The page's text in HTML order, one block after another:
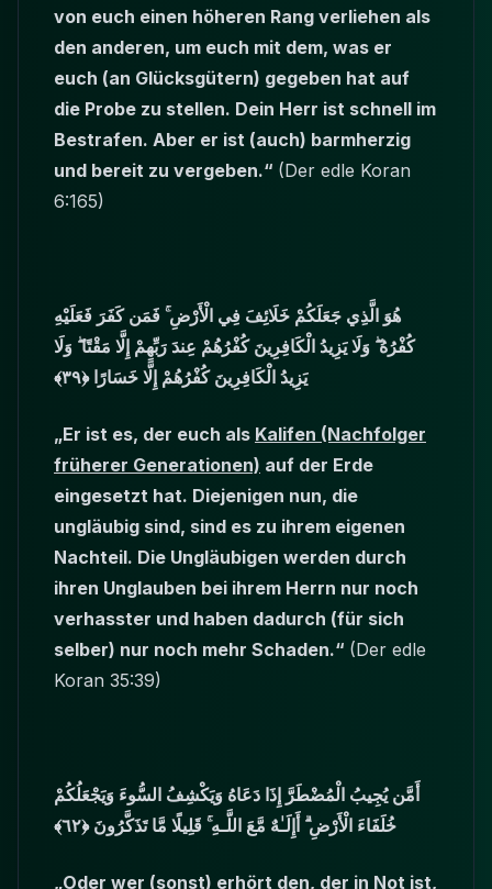
von euch einen höheren Rang verliehen als
den anderen, um euch mit dem, was er
euch (an Glücksgütern) gegeben hat auf
die Probe zu stellen. Dein Herr ist schnell im
Bestrafen. Aber er ist (auch) barmherzig
und bereit zu vergeben.“ (Der edle Koran
6:165)
هُوَ الَّذِي جَعَلَكُمْ خَلَائِفَ فِي الْأَرْضِ ۚ فَمَن كَفَرَ فَعَلَيْهِ
كُفْرُهُ ۖ وَلَا يَزِيدُ الْكَافِرِينَ كُفْرُهُمْ عِندَ رَبِّهِمْ إِلَّا مَقْتًا ۖ وَلَا
يَزِيدُ الْكَافِرِينَ كُفْرُهُمْ إِلَّا خَسَارًا ﴿٣٩﴾
„Er ist es, der euch als Kalifen (Nachfolger
früherer Generationen) auf der Erde
eingesetzt hat. Diejenigen nun, die
ungläubig sind, sind es zu ihrem eigenen
Nachteil. Die Ungläubigen werden durch
ihren Unglauben bei ihrem Herrn nur noch
verhasster und haben dadurch (für sich
selber) nur noch mehr Schaden.“ (Der edle
Koran 35:39)
أَمَّن يُجِيبُ الْمُضْطَرَّ إِذَا دَعَاهُ وَيَكْشِفُ السُّوءَ وَيَجْعَلُكُمْ
خُلَفَاءَ الْأَرْضِ ۗ أَإِلَـٰهٌ مَّعَ اللَّـهِ ۚ قَلِيلًا مَّا تَذَكَّرُونَ ﴿٦٢﴾
„Oder wer (sonst) erhört den, der in Not ist,